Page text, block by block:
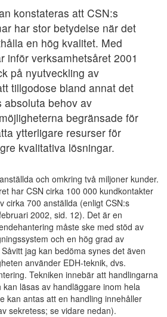
konstateras att CSN:s
har stor betydelse när det
en hög kvalitet. Med
inför verksamhetsåret 2001
på nyutveckling av
tillgodose bland annat det
absoluta behov av
begränsade för
ytterligare resurser för
kvalitativa lösningar.
och omkring två miljoner kunder.
har CSN cirka 100 000 kundkontakter
cirka 700 anställda (enligt CSN:s
2002, sid. 12). Det är en
måste ske med stöd av
och en hög grad av
jag kan bedöma synes det även
använder EDH-teknik, dvs.
Tekniken innebär att handlingarna
läsas av handläggare inom hela
kan antas att en handling innehåller
sekretess; se vidare nedan).